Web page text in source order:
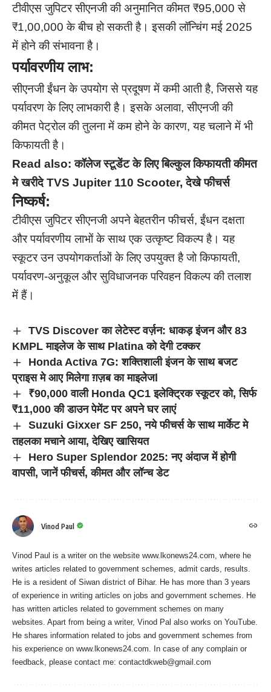
टीवीएस जुपिटर सीएनजी की अनुमानित कीमत ₹95,000 से
₹1,00,000 के बीच हो सकती है। इसकी लॉन्चिंग मई 2025
में होने की संभावना है।
पर्यावरणीय लाभ:
सीएनजी ईंधन के उपयोग से प्रदूषण में कमी आती है, जिससे यह
पर्यावरण के लिए लाभकारी है। इसके अलावा, सीएनजी की
कीमत पेट्रोल की तुलना में कम होने के कारण, यह चलाने में भी
किफायती है।
Read also:कॉलेज स्टूडेंट के लिए बिल्कुल किफायती कीमत
मे खरीदे TVS Jupiter 110 Scooter, देखे फीचर्स
निष्कर्ष:
टीवीएस जुपिटर सीएनजी अपने बेहतरीन फीचर्स, ईंधन दक्षता
और पर्यावरणीय लाभों के साथ एक उत्कृष्ट विकल्प है। यह
स्कूटर उन उपयोगकर्ताओं के लिए उपयुक्त है जो किफायती,
पर्यावरण-अनुकूल और सुविधाजनक परिवहन विकल्प की तलाश
में हैं।
TVS Discover का लेटेस्ट वर्ज़न: धाकड़ इंजन और 83
KMPL माइलेज के साथ Platina को देगी टक्कर
Honda Activa 7G: शक्तिशाली इंजन के साथ बजट
प्राइस मे आए मिलेगा ग़ज़ब का माइलेजl
₹90,000 वाली Honda QC1 इलेक्ट्रिक स्कूटर को, सिर्फ
₹11,000 की डाउन पेमेंट पर अपने घर लाएं
Suzuki Gixxer SF 250, नये फीचर्स के साथ मार्केट मे
तहलका मचाने आया, देखिए खासियत
Hero Super Splendor 2025: नए अंदाज में होगी
वापसी, जानें फीचर्स, कीमत और लॉन्च डेट
Vinod Paul
Vinod Paul is a writer on the website www.lkonews24.com, where he
writes articles related to government schemes, admit cards, results.
He is a resident of Siwan district of Bihar. He has more than 3 years
of experience in writing articles on jobs and government schemes. He
has written articles related to government schemes on many
websites. Apart from being a writer, Vinod Pal also works on YouTube.
He shares information related to jobs and government schemes from
his experience on www.lkonews24.com. In case of any complain or
feedback, please contact me: contactdkweb@gmail.com